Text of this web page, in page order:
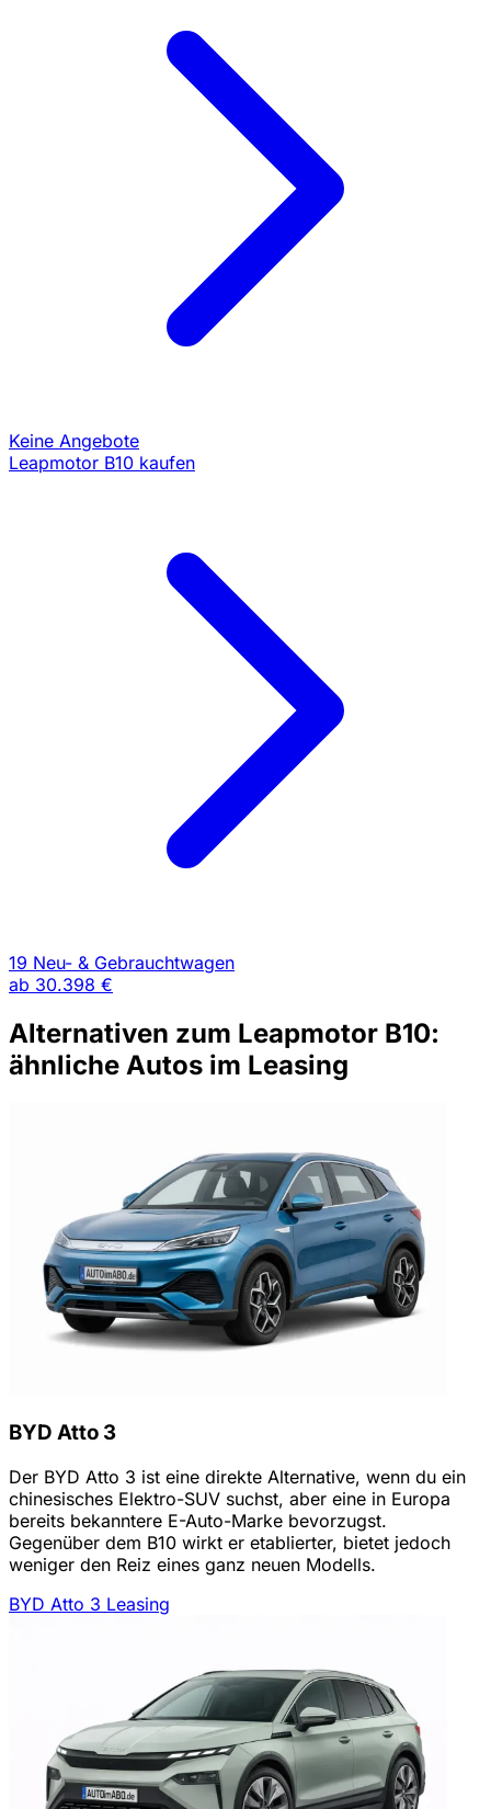
Keine Angebote
Leapmotor B10 kaufen
19 Neu- & Gebrauchtwagen
ab 30.398 €
Alternativen zum Leapmotor B10:
ähnliche Autos im Leasing
BYD Atto 3
Der BYD Atto 3 ist eine direkte Alternative, wenn du ein
chinesisches Elektro-SUV suchst, aber eine in Europa
bereits bekanntere E-Auto-Marke bevorzugst.
Gegenüber dem B10 wirkt er etablierter, bietet jedoch
weniger den Reiz eines ganz neuen Modells.
BYD Atto 3 Leasing